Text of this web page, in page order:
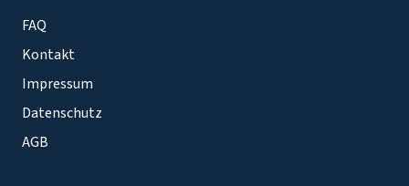
FAQ
Kontakt
Impressum
Datenschutz
AGB